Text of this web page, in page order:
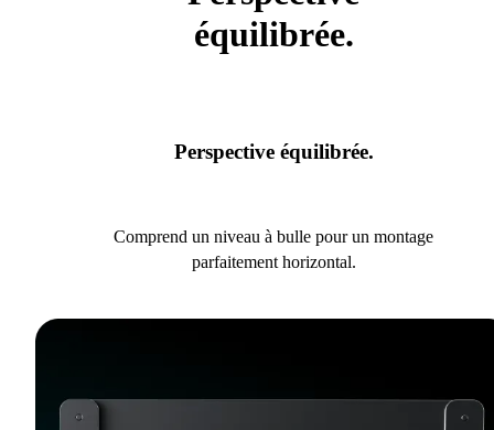
équilibrée.
Perspective équilibrée.
Comprend un niveau à bulle pour un montage
parfaitement horizontal.